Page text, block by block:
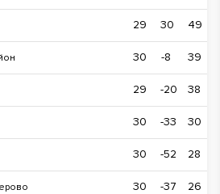
29 30 49
30 -8 39
29 -20 38
30 -33 30
30 -52 28
30 -37 26